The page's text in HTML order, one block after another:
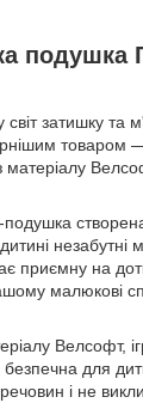
подушка
затишку та
товаром
матеріалу
подушка
незабутні
приємну на
малюкові
Велсофт,
безпечна для
і не